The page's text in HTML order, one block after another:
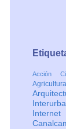
Acción
Internet